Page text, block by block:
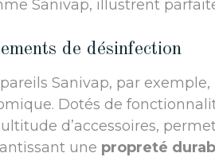
Sanivap, illustrent
de désinfection
Sanivap, par
Dotés de
d’accessoires,
une propreté